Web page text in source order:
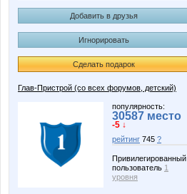
Добавить в друзья
Игнорировать
Сделать подарок
Глав-Пристрой (со всех форумов, детский)
популярность:
30587 место
-5 ↓
рейтинг 745 ?
Привилегированный
пользователь 1
уровня